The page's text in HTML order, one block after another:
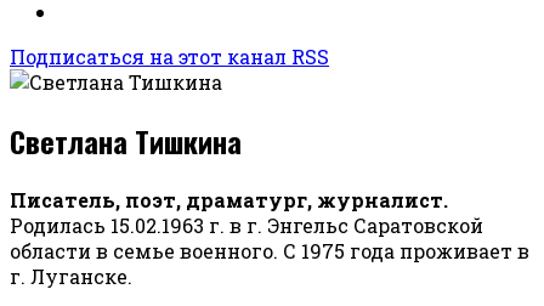
Подписаться на этот канал RSS
Светлана Тишкина
Писатель, поэт, драматург, журналист.
Родилась 15.02.1963 г. в г. Энгельс Саратовской
области в семье военного. С 1975 года проживает в
г. Луганске.